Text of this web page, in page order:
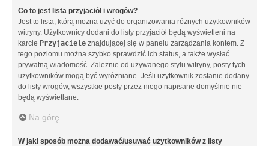
Co to jest lista przyjaciół i wrogów?
Jest to lista, którą można użyć do organizowania różnych użytkowników
witryny. Użytkownicy dodani do listy przyjaciół będą wyświetleni na
karcie Przyjaciele znajdującej się w panelu zarządzania kontem. Z
tego poziomu można szybko sprawdzić ich status, a także wysłać
prywatną wiadomość. Zależnie od używanego stylu witryny, posty tych
użytkowników mogą być wyróżniane. Jeśli użytkownik zostanie dodany
do listy wrogów, wszystkie posty przez niego napisane domyślnie nie
będą wyświetlane.
Na górę
W jaki sposób można dodawać/usuwać użytkowników z listy